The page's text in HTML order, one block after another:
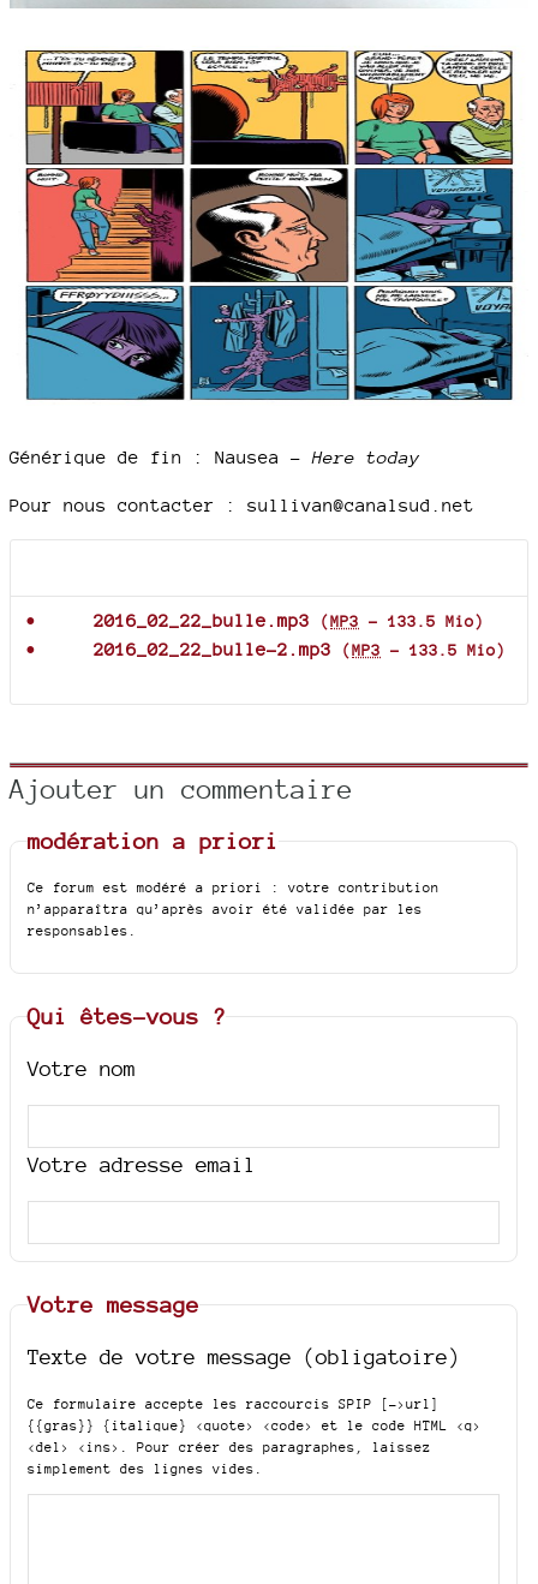
Générique de fin : Nausea – Here today
Pour nous contacter : sullivan@canalsud.net
2016_02_22_bulle.mp3 (MP3 - 133.5 Mio)
2016_02_22_bulle-2.mp3 (MP3 - 133.5 Mio)
Ajouter un commentaire
modération a priori
Ce forum est modéré a priori : votre contribution
n’apparaîtra qu’après avoir été validée par les
responsables.
Qui êtes-vous ?
Votre nom
Votre adresse email
Votre message
Texte de votre message (obligatoire)
Ce formulaire accepte les raccourcis SPIP
[->url]
{{gras}} {italique} <quote> <code>
et le code HTML <q>
<del> <ins>
. Pour créer des paragraphes, laissez
simplement des lignes vides.